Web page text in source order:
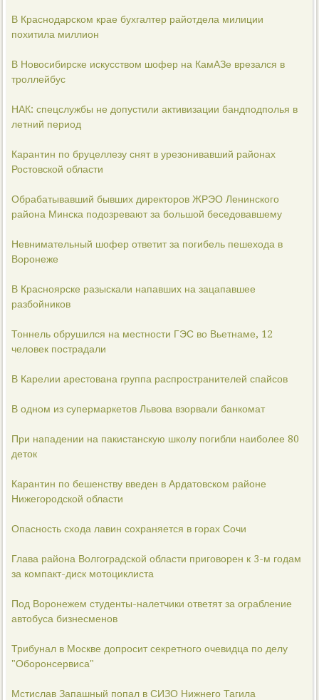
В Краснодарском крае бухгалтер райотдела милиции
похитила миллион
В Новосибирске искусством шофер на КамАЗе врезался в
троллейбус
НАК: спецслужбы не допустили активизации бандподполья в
летний период
Карантин по бруцеллезу снят в урезонивавший районах
Ростовской области
Обрабатывавший бывших директоров ЖРЭО Ленинского
района Минска подозревают за большой беседовавшему
Невнимательный шофер ответит за погибель пешехода в
Воронеже
В Красноярске разыскали напавших на зацапавшее
разбойников
Тоннель обрушился на местности ГЭС во Вьетнаме, 12
человек пострадали
В Карелии арестована группа распространителей спайсов
В одном из супермаркетов Львова взорвали банкомат
При нападении на пакистанскую школу погибли наиболее 80
деток
Карантин по бешенству введен в Ардатовском районе
Нижегородской области
Опасность схода лавин сохраняется в горах Сочи
Глава района Волгоградской области приговорен к 3-м годам
за компакт-диск мотоциклиста
Под Воронежем студенты-налетчики ответят за ограбление
автобуса бизнесменов
Трибунал в Москве допросит секретного очевидца по делу
"Оборонсервиса"
Мстислав Запашный попал в СИЗО Нижнего Тагила